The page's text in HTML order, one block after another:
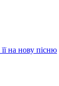
на нову пісню